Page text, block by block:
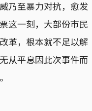
乃至暴力对抗，愈发
这一刻，大部份市民
革，根本就不足以解
从平息因此次事件而